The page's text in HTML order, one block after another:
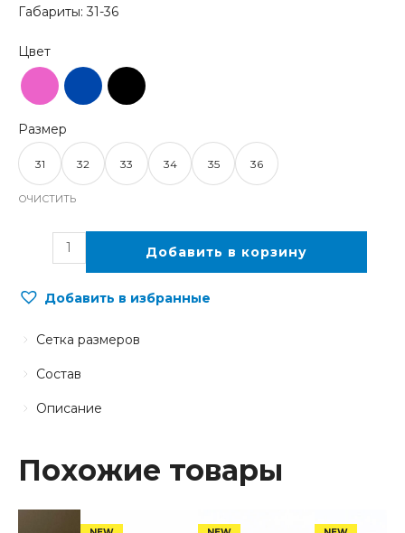
Габариты: 31-36
31 32 33 34 35 36
ОЧИСТИТЬ
Добавить в корзину
Добавить в избранные
Описание
Состав
Сетка размеров
Похожие товары